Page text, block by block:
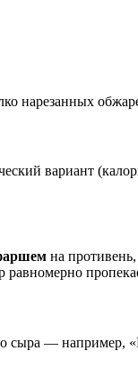
нарезанных
вариант
на
сыра — например,